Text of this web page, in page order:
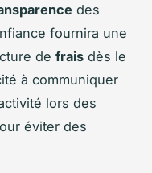
des
fournira une
de frais dès le
à communiquer
lors des
éviter des